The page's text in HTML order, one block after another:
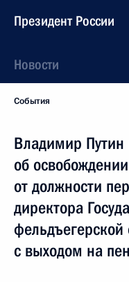
Президент России
Новости
События
Владимир Путин
об
от должности
директора
с выходом на